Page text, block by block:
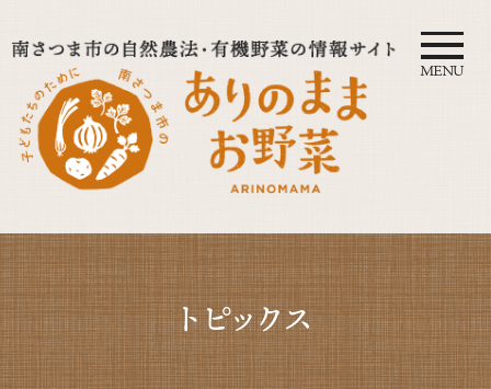
自然農法・オーガニック南さつ
ま公式サイト｜鹿児島の有機・
無農薬野菜
MENU
トピックス